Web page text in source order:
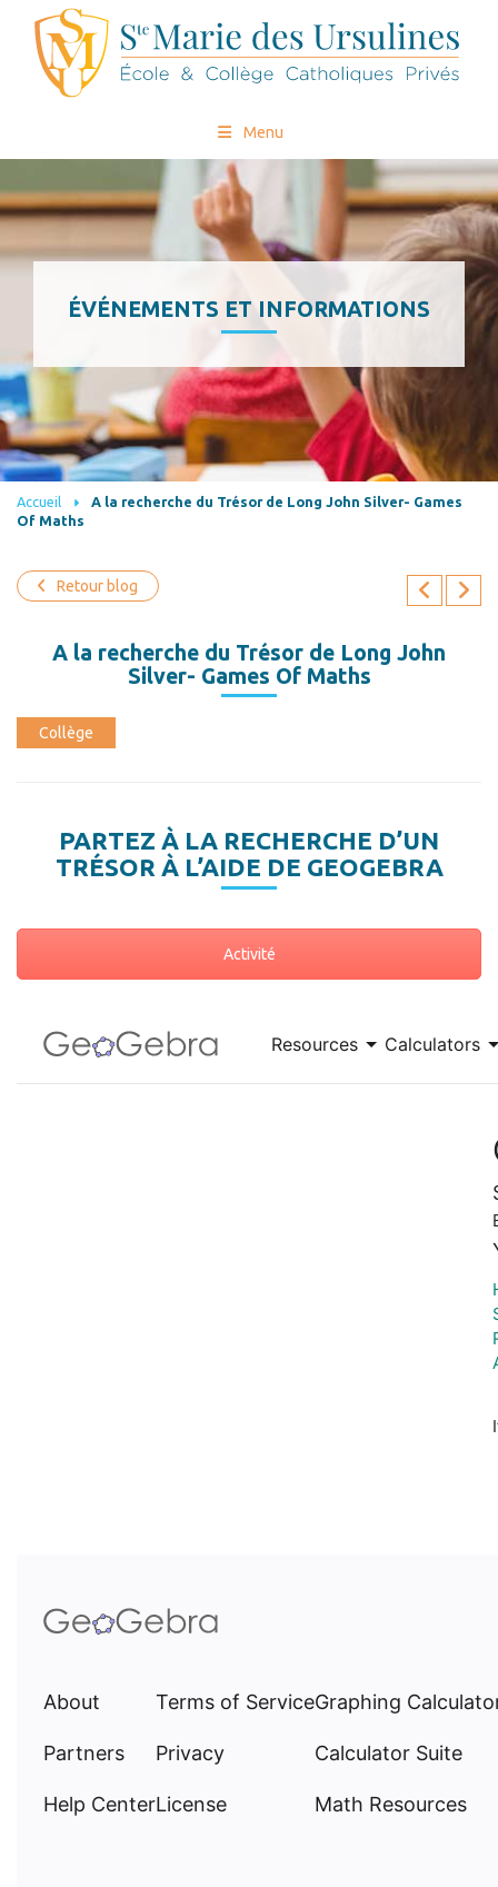
Menu
ÉVÉNEMENTS ET INFORMATIONS
Accueil
A la recherche du Trésor de Long John Silver- Games
Of Maths
Retour blog
A la recherche du Trésor de Long John
Silver- Games Of Maths
Collège
PARTEZ À LA RECHERCHE D’UN
TRÉSOR À L’AIDE DE GEOGEBRA
Activité